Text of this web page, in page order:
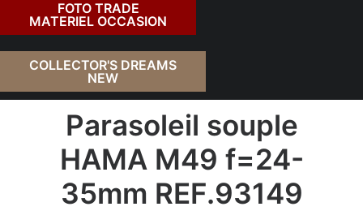
FOTO TRADE
MATERIEL OCCASION
COLLECTOR'S DREAMS
NEW
RETOUR
Parasoleil souple
HAMA M49 f=24-
35mm REF.93149